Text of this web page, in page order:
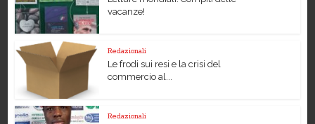
vacanze!
Redazionali
Le frodi sui resi e la crisi del
commercio al...
Redazionali